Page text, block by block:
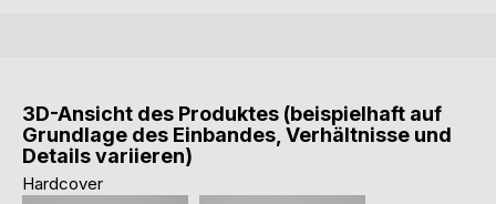
3D-Ansicht des Produktes (beispielhaft auf
Grundlage des Einbandes, Verhältnisse und
Details variieren)
Hardcover